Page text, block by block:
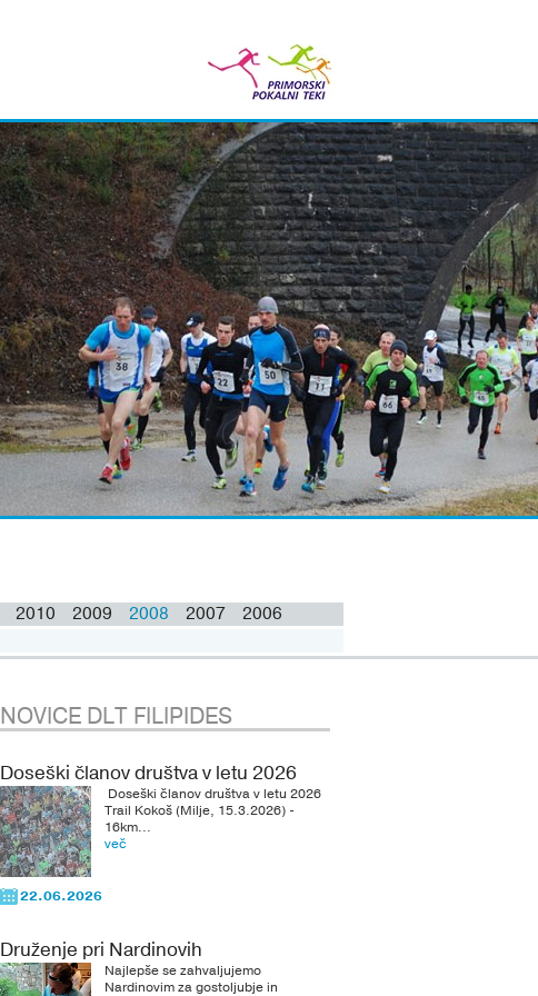
2010 2009 2008 2007 2006
NOVICE DLT FILIPIDES
Doseški članov društva v letu 2026
Doseški članov društva v letu 2026
Trail Kokoš (Milje, 15.3.2026) -
16km...
več
22.06.2026
Druženje pri Nardinovih
Najlepše se zahvaljujemo
Nardinovim za gostoljubje in